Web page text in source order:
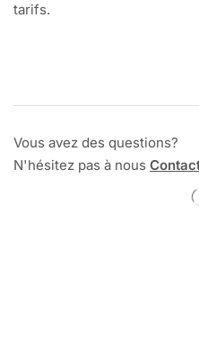
tarifs.
Vous avez des questions?
N'hésitez pas à nous